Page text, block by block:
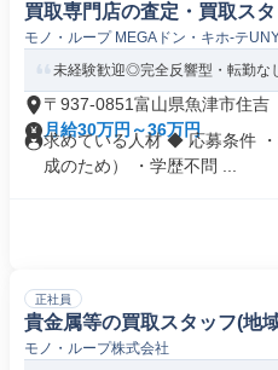
買取専門店の査定・買取ス
モノ・ループ MEGAドン・キホ-テ
未経験歓迎◎完全反響型・転勤な
〒937-0851富山県魚津市住吉
月給30万円～36万円
求めている人材 ◆ 応募条件
成のため） ・学歴不問 ...
正社員
貴金属等の買取スタッフ(地
モノ・ループ株式会社